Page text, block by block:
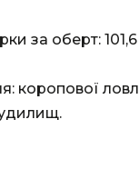
за оберт:
коропової